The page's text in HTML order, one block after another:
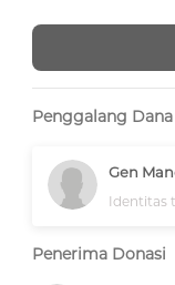
Penggalang Dana
Gen
Identitas
Penerima Donasi